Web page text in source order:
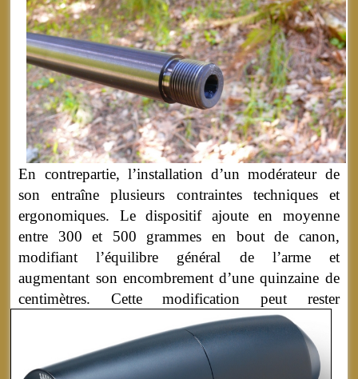
En contrepartie, l’installation d’un modérateur de
son entraîne plusieurs contraintes techniques et
ergonomiques. Le dispositif ajoute en moyenne
entre 300 et 500 grammes en bout de canon,
modifiant l’équilibre général de l’arme et
augmentant son encombrement d’une quinzaine de
centimètres. Cette modification peut rester